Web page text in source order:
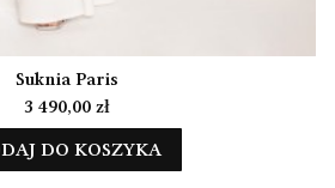
Suknia Paris
Cena
3 490,00 zł
DO KOSZYKA